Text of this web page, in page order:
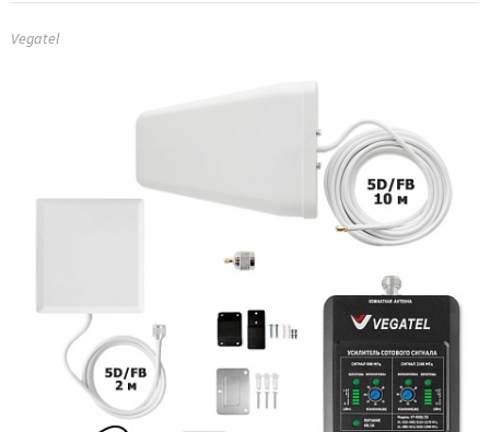
Vegatel